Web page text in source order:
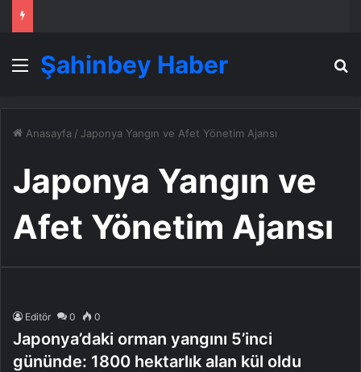
Menü
Şahinbey Haber
Anasayfa / Japonya Yangın ve Afet Yönetim Ajansı
Japonya Yangın ve
Afet Yönetim Ajansı
Editör 0 0
Japonya’daki orman yangını 5’inci
gününde: 1800 hektarlık alan kül oldu